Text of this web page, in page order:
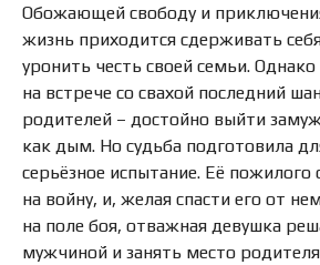
Обожающей свободу и
жизнь приходится сдерживать
уронить честь своей семьи.
на встрече со свахой последний
родителей – достойно выйти
как дым. Но судьба подготовила
серьёзное испытание. Её
на войну, и, желая спасти его от
на поле боя, отважная девушка
мужчиной и занять место